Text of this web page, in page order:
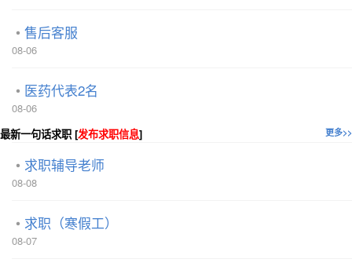
售后客服
08-06
医药代表2名
08-06
更多>>
最新一句话求职 [发布求职信息]
求职辅导老师
08-08
求职（寒假工）
08-07